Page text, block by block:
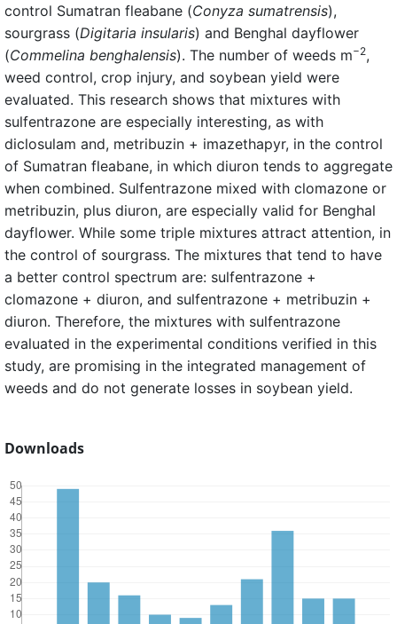
control Sumatran fleabane (Conyza sumatrensis),
sourgrass (Digitaria insularis) and Benghal dayflower
(Commelina benghalensis). The number of weeds m−2,
weed control, crop injury, and soybean yield were
evaluated. This research shows that mixtures with
sulfentrazone are especially interesting, as with
diclosulam and, metribuzin + imazethapyr, in the control
of Sumatran fleabane, in which diuron tends to aggregate
when combined. Sulfentrazone mixed with clomazone or
metribuzin, plus diuron, are especially valid for Benghal
dayflower. While some triple mixtures attract attention, in
the control of sourgrass. The mixtures that tend to have
a better control spectrum are: sulfentrazone +
clomazone + diuron, and sulfentrazone + metribuzin +
diuron. Therefore, the mixtures with sulfentrazone
evaluated in the experimental conditions verified in this
study, are promising in the integrated management of
weeds and do not generate losses in soybean yield.
Downloads